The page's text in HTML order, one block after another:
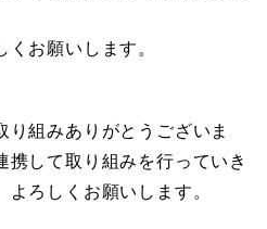
お願いします。
組みありがとうございま
して取り組みを行っていき
ろしくお願いします。